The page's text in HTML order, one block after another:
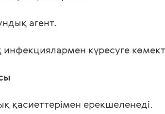
агент.
күресуге
қасиеттерімен ерекшеленеді.